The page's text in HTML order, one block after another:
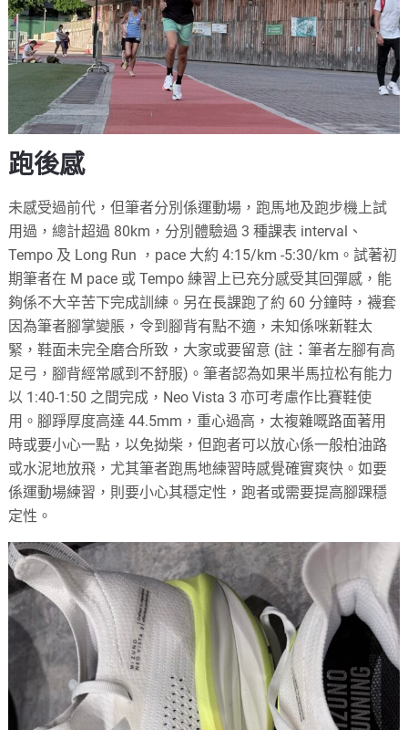
跑後感
未感受過前代，但筆者分別係運動場，跑馬地及跑步機上試
用過，總計超過 80km，分別體驗過 3 種課表 interval、
Tempo 及 Long Run ，pace 大約 4:15/km -5:30/km。試著初
期筆者在 M pace 或 Tempo 練習上已充分感受其回彈感，能
夠係不大辛苦下完成訓練。另在長課跑了約 60 分鐘時，襪套
因為筆者腳掌變脹，令到腳背有點不適，未知係咪新鞋太
緊，鞋面未完全磨合所致，大家或要留意 (註：筆者左腳有高
足弓，腳背經常感到不舒服)。筆者認為如果半馬拉松有能力
以 1:40-1:50 之間完成，Neo Vista 3 亦可考慮作比賽鞋使
用。腳踭厚度高達 44.5mm，重心過高，太複雜嘅路面著用
時或要小心一點，以免拗柴，但跑者可以放心係一般柏油路
或水泥地放飛，尤其筆者跑馬地練習時感覺確實爽快。如要
係運動場練習，則要小心其穩定性，跑者或需要提高腳踝穩
定性。